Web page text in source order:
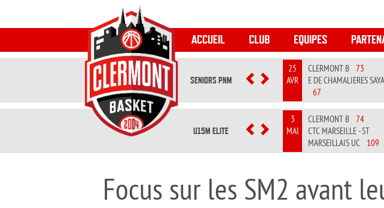
ACCUEIL CLUB EQUIPES
SENIORS PNM PREVIOUS
NEXT
25
AVR
CLERMONT B 73
E DE CHAMALIERES
67
U15M ELITE PREVIOUS
NEXT
3
MAI
CLERMONT B 74
CTC MARSEILLE - ST
MARSEILLAIS UC
109
Focus sur les SM2 avant